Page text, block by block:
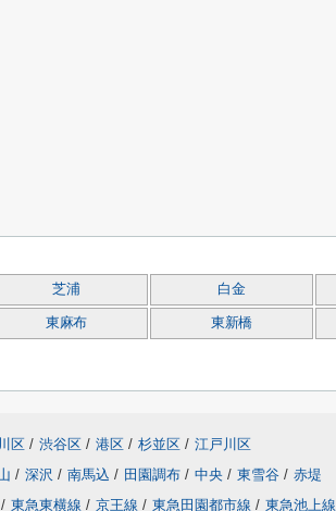
芝浦 白金
東麻布 東新橋
区 / 渋谷区 / 港区 / 杉並区 / 江戸川区
/ 深沢 / 南馬込 / 田園調布 / 中央 / 東雪谷 / 赤堤
/ 東急東横線 / 京王線 / 東急田園都市線 / 東急池上線